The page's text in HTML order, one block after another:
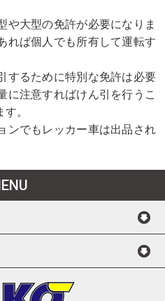
や大型の免許が必要になりま
れば個人でも所有して運転す
するために特別な免許は必要
に注意すればけん引を行うこ
。
ンでもレッカー車は出品され